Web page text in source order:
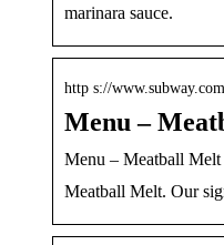
marinara sauce.
http s://
Menu –
Menu – Meatball
Meatball Melt. Our